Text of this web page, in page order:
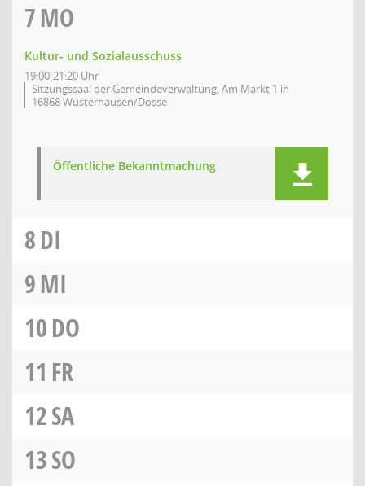
7MO
Kultur- und Sozialausschuss
19:00-21:20 Uhr
Sitzungssaal der Gemeindeverwaltung, Am Markt 1 in
16868 Wusterhausen/Dosse
Öffentliche Bekanntmachung
8DI
9MI
10DO
11 FR
12SA
13SO